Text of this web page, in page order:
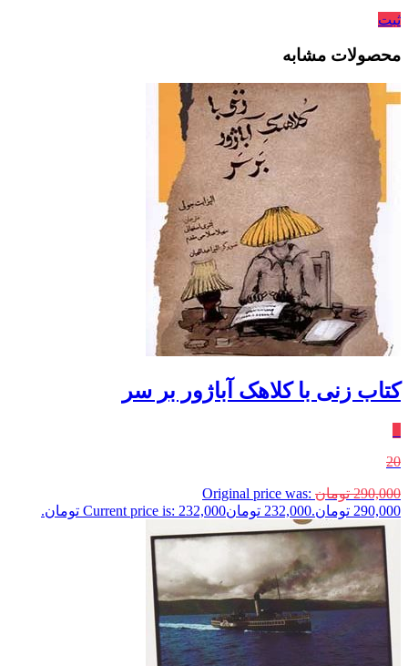
ثبت
محصولات مشابه
کتاب زنی با کلاهک آباژور بر سر
20
290,000 تومان Original price was:
290,000 تومان.
232,000 تومانCurrent price is: 232,000 تومان.